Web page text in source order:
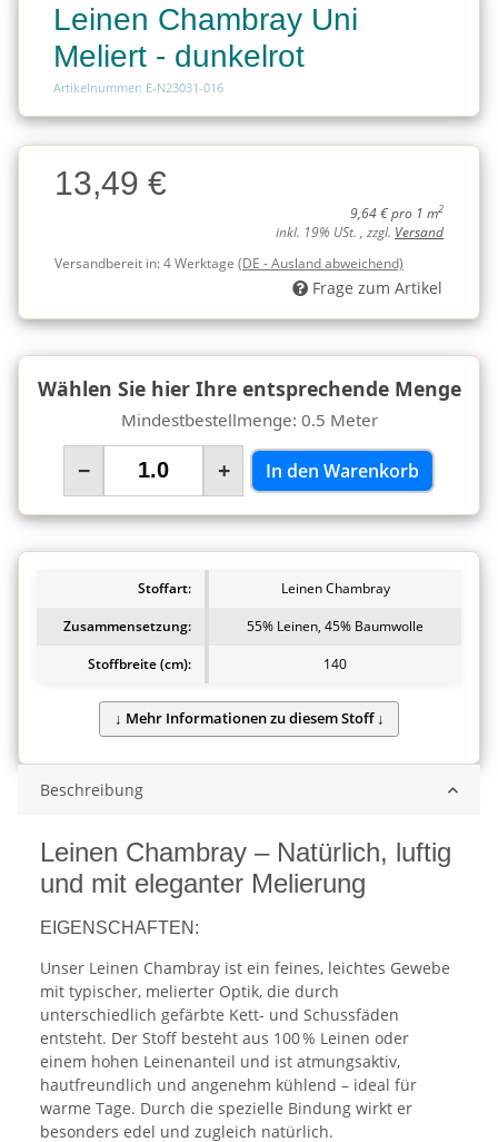
Leinen Chambray Uni
Meliert - dunkelrot
Artikelnummer: E-N23031-016
Charge
Charge13,49 €
9,64 € pro 1 m2
inkl. 19% USt. , zzgl. Versand
Versandbereit in:4 Werktage (DE - Ausland abweichend)
Frage zum Artikel
Wählen Sie hier Ihre entsprechende Menge
Mindestbestellmenge: 0.5 Meter
− + In den Warenkorb
Stoffart:
Leinen Chambray
Zusammensetzung:
55% Leinen, 45% Baumwolle
Stoffbreite (cm):
140
Beschreibung
Leinen Chambray – Natürlich, luftig
und mit eleganter Melierung
EIGENSCHAFTEN:
Unser Leinen Chambray ist ein feines, leichtes Gewebe
mit typischer, melierter Optik, die durch
unterschiedlich gefärbte Kett- und Schussfäden
entsteht. Der Stoff besteht aus 100 % Leinen oder
einem hohen Leinenanteil und ist atmungsaktiv,
hautfreundlich und angenehm kühlend – ideal für
warme Tage. Durch die spezielle Bindung wirkt er
besonders edel und zugleich natürlich.